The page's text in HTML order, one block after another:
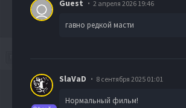
Guest 2 апреля 2026 19:46
гавно редкой масти
SlaVaD 8 сентября 2025 01:01
Нормальный фильм!